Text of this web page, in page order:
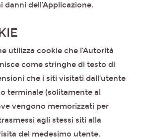
danni dell’Applicazione.
utilizza cookie che l’Autorità
come stringhe di testo di
che i siti visitati dall’utente
terminale (solitamente al
vengono memorizzati per
agli stessi siti alla
del medesimo utente.